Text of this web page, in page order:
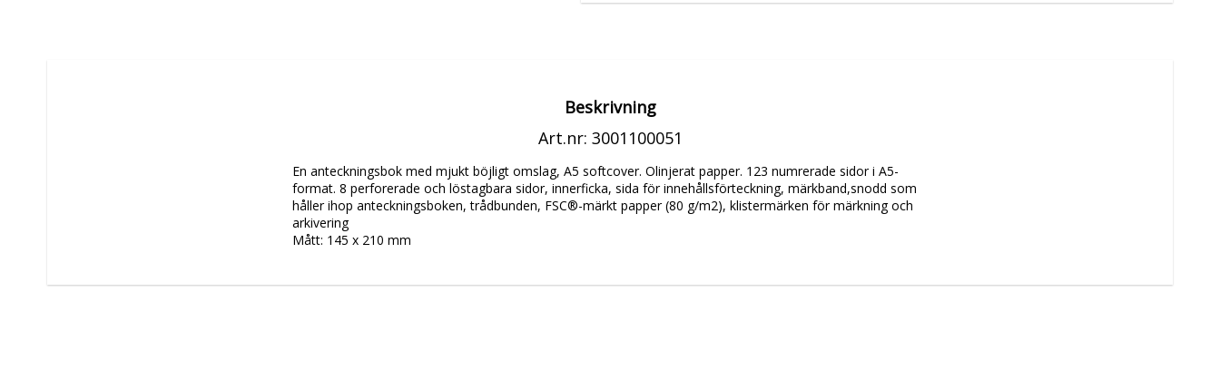
Beskrivning
Art.nr: 3001100051
En anteckningsbok med mjukt böjligt omslag, A5 softcover. Olinjerat papper. 123 numrerade sidor i A5-
format. 8 perforerade och löstagbara sidor, innerficka, sida för innehållsförteckning, märkband,snodd som
håller ihop anteckningsboken, trådbunden, FSC®-märkt papper (80 g/m2), klistermärken för märkning och
arkivering
Mått: 145 x 210 mm